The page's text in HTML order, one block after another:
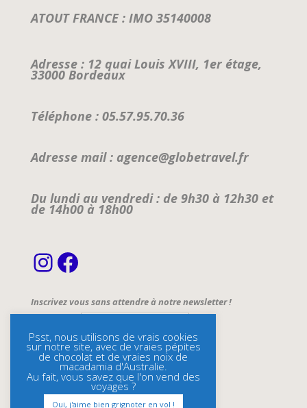
ATOUT FRANCE : IMO 35140008
Adresse : 12 quai Louis XVIII, 1er étage,
33000 Bordeaux
Téléphone : 05.57.95.70.36
Adresse mail : agence@globetravel.fr
Du lundi au vendredi : de 9h30 à 12h30 et
de 14h00 à 18h00
Instagram
Facebook
Inscrivez vous sans attendre à notre newsletter !
Name
Psst, nous utilisons de vrais cookies
sur notre site, avec de vraies pépites
de chocolat et de vraies noix de
macadamia d'Australie.
Au fait, vous savez que l'on vend des
voyages ?
Oui, j'aime bien grignoter en vol !